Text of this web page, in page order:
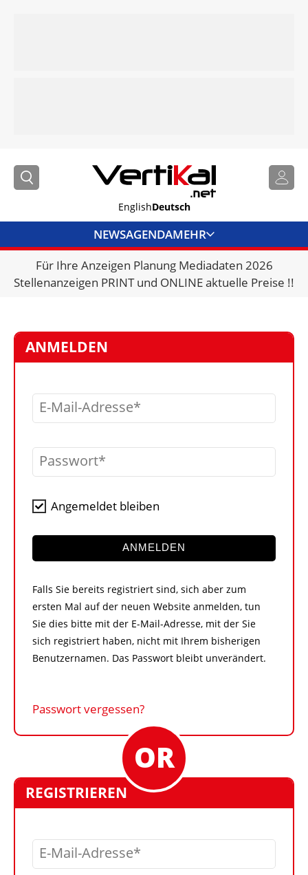
EnglishDeutsch
NEWSAGENDAMEHR
BRANCHENLINKS
VERMIETER
VIDEOS
BIBLIOTHEK
KRAN & BÜHNE
KONTAKT
Für Ihre Anzeigen Planung Mediadaten 2026
Stellenanzeigen PRINT und ONLINE aktuelle Preise !!
ANMELDEN
E-Mail-Adresse
Passwort
Angemeldet bleiben
ANMELDEN
Falls Sie bereits registriert sind, sich aber zum
ersten Mal auf der neuen Website anmelden, tun
Sie dies bitte mit der E-Mail-Adresse, mit der Sie
sich registriert haben, nicht mit Ihrem bisherigen
Benutzernamen. Das Passwort bleibt unverändert.
Passwort vergessen?
REGISTRIEREN
E-Mail-Adresse